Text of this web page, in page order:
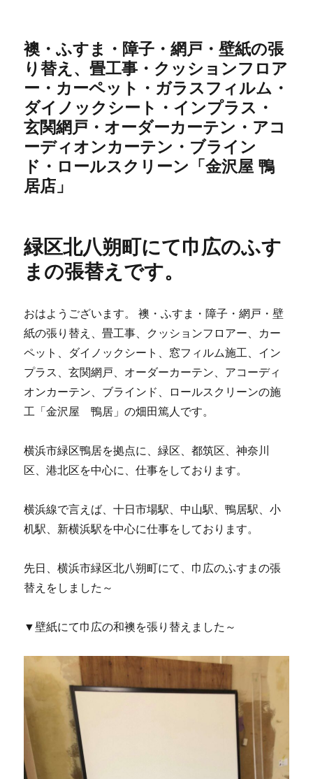
襖・ふすま・障子・網戸・壁紙の張
り替え、畳工事・クッションフロア
ー・カーペット・ガラスフィルム・
ダイノックシート・インプラス・
玄関網戸・オーダーカーテン・アコ
ーディオンカーテン・ブライン
ド・ロールスクリーン「金沢屋 鴨
居店」
緑区北八朔町にて巾広のふす
まの張替えです。
おはようございます。 襖・ふすま・障子・網戸・壁
紙の張り替え、畳工事、クッションフロアー、カー
ペット、ダイノックシート、窓フィルム施工、イン
プラス、玄関網戸、オーダーカーテン、アコーディ
オンカーテン、ブラインド、ロールスクリーンの施
工「金沢屋 鴨居」の畑田篤人です。
横浜市緑区鴨居を拠点に、緑区、都筑区、神奈川
区、港北区を中心に、仕事をしております。
横浜線で言えば、十日市場駅、中山駅、鴨居駅、小
机駅、新横浜駅を中心に仕事をしております。
先日、横浜市緑区北八朔町にて、巾広のふすまの張
替えをしました～
▼壁紙にて巾広の和襖を張り替えました～